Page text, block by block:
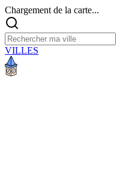
Chargement de la carte...
VILLES